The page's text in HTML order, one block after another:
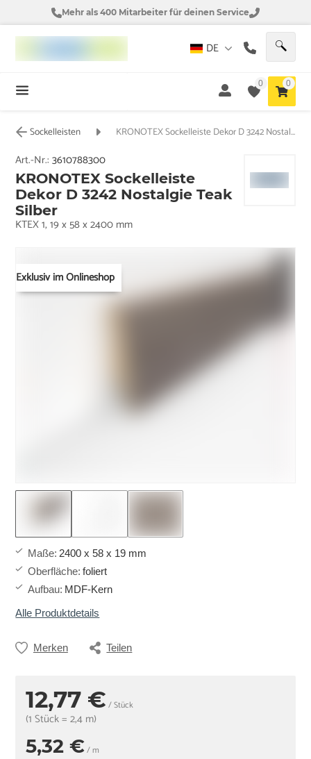
Mehr als 400 Mitarbeiter für deinen Service
DE
0 0
Sockelleisten KRONOTEX Sockelleiste Dekor D 3242 Nostalgie Teak Silber
Exklusiv im Onlineshop
Art.-Nr.:3610788300
KRONOTEX Sockelleiste
Dekor D 3242 Nostalgie Teak
Silber
KTEX 1, 19 x 58 x 2400 mm
Maße: 2400 x 58 x 19 mm
Oberfläche: foliert
Aufbau: MDF-Kern
Alle Produktdetails
Merken Teilen
12,77 € / Stück
(1 Stück = 2,4 m)
5,32 €/ m